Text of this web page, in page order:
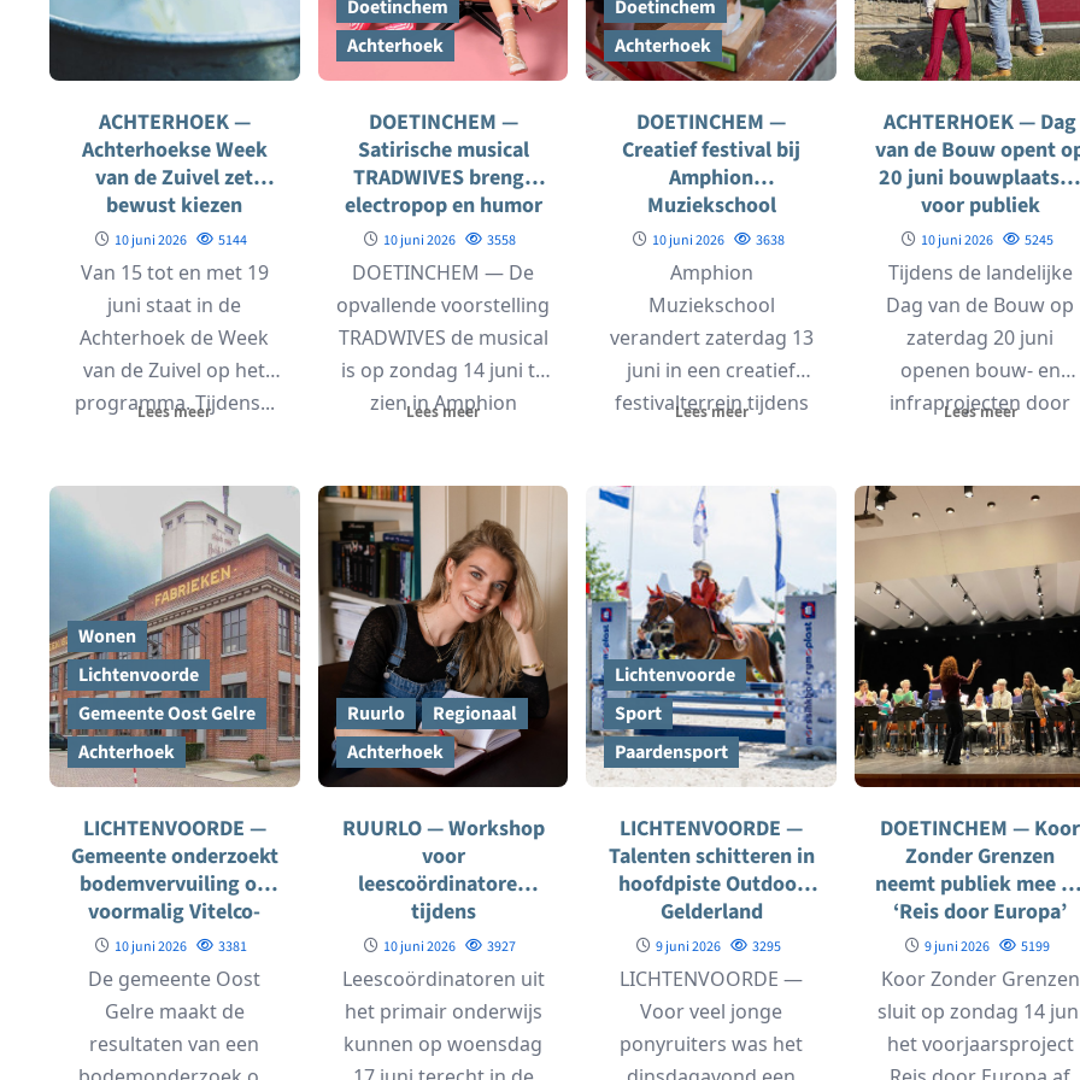
ACHTERHOEK —
Achterhoekse Week
van de Zuivel zet
bewust kiezen
centraal
10 juni 2026 5144
Van 15 tot en met 19
juni staat in de
Achterhoek de Week
van de Zuivel op het
programma. Tijdens...
Lees meer
Doetinchem
Achterhoek
DOETINCHEM —
Satirische musical
TRADWIVES brengt
electropop en humor
naar Amphion
10 juni 2026 3558
DOETINCHEM — De
opvallende voorstelling
TRADWIVES de musical
is op zondag 14 juni te
zien in Amphion
Lees meer
Doetinchem
Achterhoek
DOETINCHEM —
Creatief festival bij
Amphion
Muziekschool
10 juni 2026 3638
Amphion
Muziekschool
verandert zaterdag 13
juni in een creatief
festivalterrein tijdens
en 16.00...
Lees meer
ACHTERHOEK — Dag
van de Bouw opent
20 juni
voor publiek
10 juni 2026 5245
Tijdens de landelijke
Dag van de Bouw op
zaterdag 20 juni
openen bouw- en
infraprojecten door
Lees meer
Wonen
Lichtenvoorde
Gemeente Oost Gelre
Achterhoek
LICHTENVOORDE —
Gemeente onderzoekt
bodemvervuiling op
voormalig Vitelco-
terrein verder
10 juni 2026 3381
De gemeente Oost
Gelre maakt de
resultaten van een
Ruurlo
Regionaal
Achterhoek
RUURLO — Workshop
voor
leescoördinatoren
tijdens
netwerkbijeenkomst
in Bibliotheek Ruurlo
10 juni 2026 3927
Leescoördinatoren uit
het primair onderwijs
kunnen op woensdag
Lichtenvoorde
Sport
Paardensport
LICHTENVOORDE —
Talenten schitteren in
hoofdpiste Outdoor
Gelderland
9 juni 2026 3295
LICHTENVOORDE —
Voor veel jonge
ponyruiters was het
DOETINCHEM — Koor
Zonder Grenzen
neemt publiek mee
‘Reis door Europa’
9 juni 2026 5199
Koor Zonder Grenzen
sluit op zondag 14
het voorjaarsproject